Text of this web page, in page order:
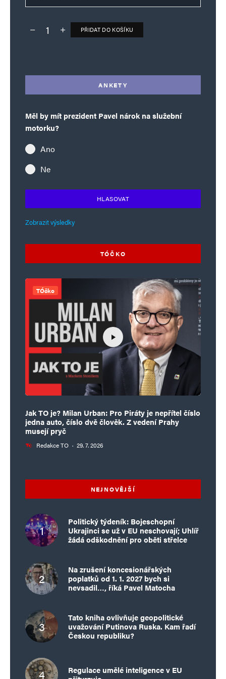
Filip Turek
Skvělý. Udělej pořádnej eurouzel, ať
nezdrhne.
v=2gD80FCexBk
Navigace pro komentáře
Starší komentáře
Napsat komentář
Vaše e-mailová adresa nebude zveřejněna.
Vyžadované informace jsou
označeny*
Jméno*
Uložit do prohlížeče jméno, e-mail a webovou stránku pro budoucí
komentáře.
Informujte mě o nových příspěvcích e-mailem.
Alternative:
Deník TO – verze bez reklam množství
PŘIDAT DO KOŠÍKU
ANKETY
Měl by mít prezident Pavel nárok na služební
motorku?
Ano
Ne
HLASOVAT
Zobrazit výsledky
TÓČKO
TÓčko
Jak TO je? Milan Urban: Pro Piráty je nepřítel číslo
jedna auto, číslo dvě člověk. Z vedení Prahy
musejí pryč
Redakce TO · 29. 7. 2026
NEJNOVĚJŠÍ
Politický týdeník: Bojeschopní
Ukrajinci se už v EU neschovají; Uhlíř
žádá odškodnění pro oběti střelce
Na zrušení koncesionářských
poplatků od 1. 1. 2027 bych si
nevsadil…, říká Pavel Matocha
Tato kniha ovlivňuje geopolitické
uvažování Putinova Ruska. Kam řadí
Českou republiku?
Regulace umělé inteligence v EU